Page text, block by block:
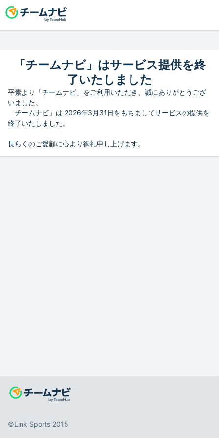
「チームナビ」はサービス提供を終
了いたしました
平素より「チームナビ」をご利用いただき、誠にありがとうござ
いました。
「チームナビ」は 2026年3月31日をもちましてサービスの提供を
終了いたしました。
長らくのご愛顧に心より御礼申し上げます。
©️Link Sports 2015